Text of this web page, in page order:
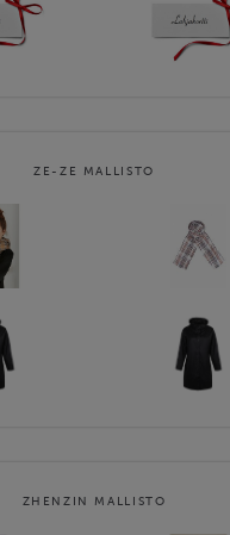
ZE-ZE MALLISTO
ZHENZIN MALLISTO